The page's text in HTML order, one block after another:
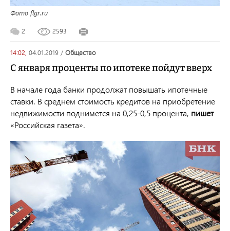
Фото flgr.ru
2 2593
14:02, 04.01.2019 / общество
С января проценты по ипотеке пойдут вверх
В начале года банки продолжат повышать ипотечные
ставки. В среднем стоимость кредитов на приобретение
недвижимости поднимется на 0,25-0,5 процента, пишет
«Российская газета».